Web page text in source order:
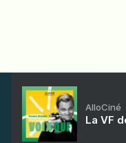
AlloCiné
La VF